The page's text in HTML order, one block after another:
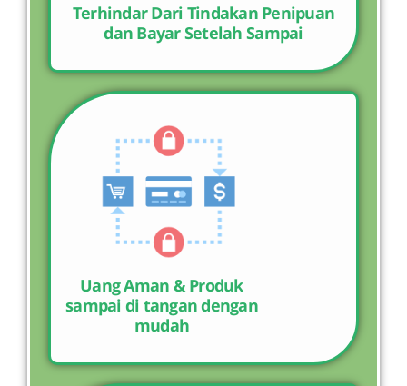
Terhindar Dari Tindakan Penipuan
dan Bayar Setelah Sampai
Uang Aman & Produk
sampai di tangan dengan
mudah